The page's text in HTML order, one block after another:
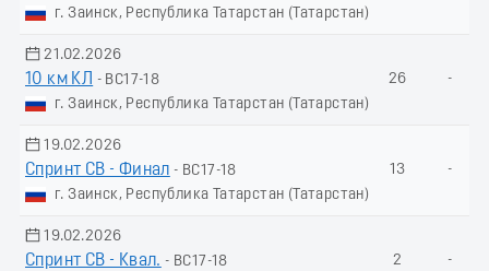
г. Заинск, Республика Татарстан (Татарстан)
21.02.2026
10 км КЛ
- ВС17-18
г. Заинск, Республика Татарстан (Татарстан)
26 -
19.02.2026
Спринт СВ - Финал - ВС17-18
г. Заинск, Республика Татарстан (Татарстан)
13 -
19.02.2026
Спринт СВ - Квал. - ВС17-18
2 -